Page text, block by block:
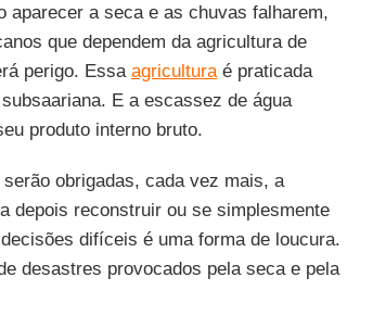
aparecer a seca e as chuvas falharem,
que dependem da agricultura de
perigo. Essa agriculturaé praticada
E a escassez de água
produto interno bruto.
obrigadas, cada vez mais, a
depois reconstruir ou se simplesmente
difíceis é uma forma de loucura.
desastres provocados pela seca e pela